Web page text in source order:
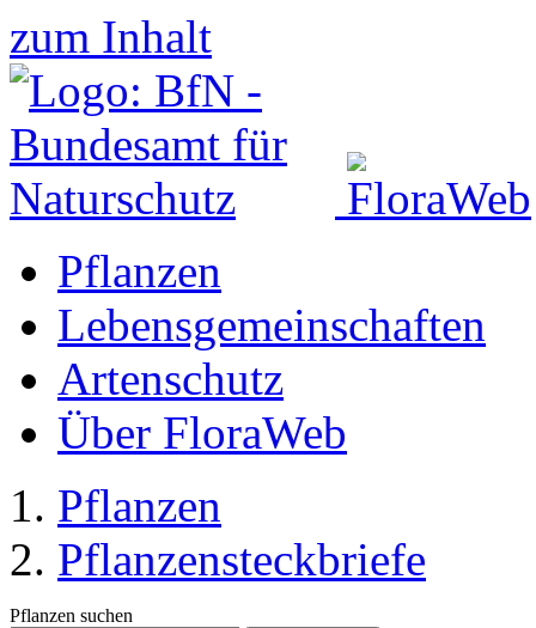
zum Inhalt
Pflanzen
Lebensgemeinschaften
Artenschutz
Über FloraWeb
Pflanzen
Pflanzensteckbriefe
Pflanzen suchen